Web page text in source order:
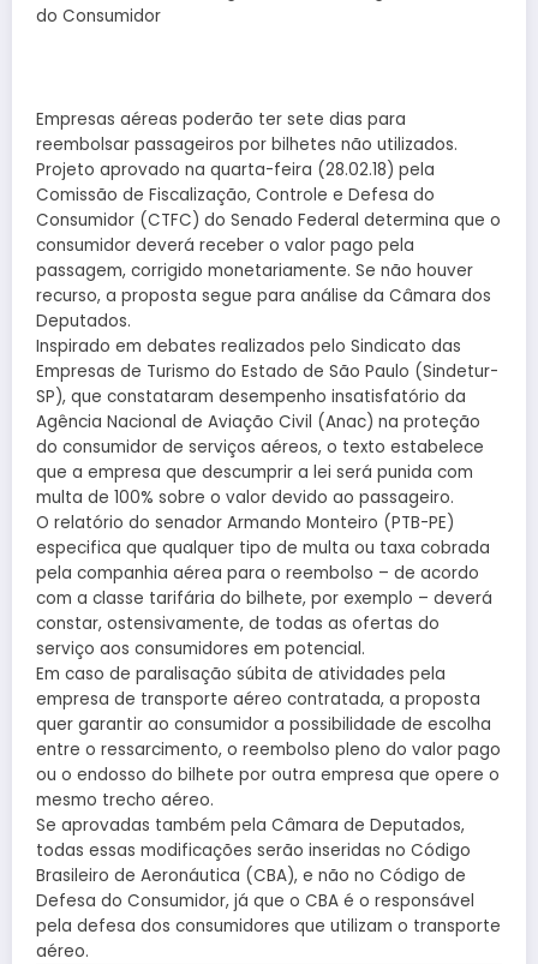
Empresas aéreas poderão ter sete dias para
reembolsar passageiros por bilhetes não utilizados.
Projeto aprovado na quarta-feira (28.02.18) pela
Comissão de Fiscalização, Controle e Defesa do
Consumidor (CTFC) do Senado Federal determina que o
consumidor deverá receber o valor pago pela
passagem, corrigido monetariamente. Se não houver
recurso, a proposta segue para análise da Câmara dos
Deputados.
Inspirado em debates realizados pelo Sindicato das
Empresas de Turismo do Estado de São Paulo (Sindetur-
SP), que constataram desempenho insatisfatório da
Agência Nacional de Aviação Civil (Anac) na proteção
do consumidor de serviços aéreos, o texto estabelece
que a empresa que descumprir a lei será punida com
multa de 100% sobre o valor devido ao passageiro.
O relatório do senador Armando Monteiro (PTB-PE)
especifica que qualquer tipo de multa ou taxa cobrada
pela companhia aérea para o reembolso – de acordo
com a classe tarifária do bilhete, por exemplo – deverá
constar, ostensivamente, de todas as ofertas do
serviço aos consumidores em potencial.
Em caso de paralisação súbita de atividades pela
empresa de transporte aéreo contratada, a proposta
quer garantir ao consumidor a possibilidade de escolha
entre o ressarcimento, o reembolso pleno do valor pago
ou o endosso do bilhete por outra empresa que opere o
mesmo trecho aéreo.
Se aprovadas também pela Câmara de Deputados,
todas essas modificações serão inseridas no Código
Brasileiro de Aeronáutica (CBA), e não no Código de
Defesa do Consumidor, já que o CBA é o responsável
pela defesa dos consumidores que utilizam o transporte
aéreo.